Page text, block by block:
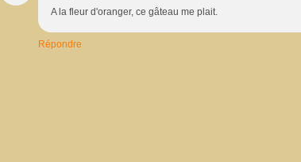
A la fleur d'oranger, ce gâteau me plait.
Répondre